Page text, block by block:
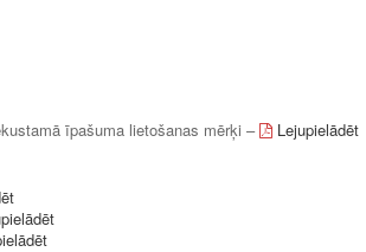
īpašuma lietošanas mērķi –
Lejupielādēt